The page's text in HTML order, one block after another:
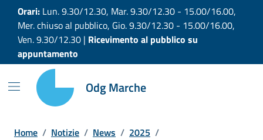
Vai ai contenuti
Vai al footer
Orari: Lun. 9.30/12.30, Mar. 9.30/12.30 - 15.00/16.00,
Mer. chiuso al pubblico, Gio. 9.30/12.30 - 15.00/16.00,
Ven. 9.30/12.30 | Ricevimento al pubblico su
appuntamento
Odg Marche
Home / Notizie / News / 2025 /